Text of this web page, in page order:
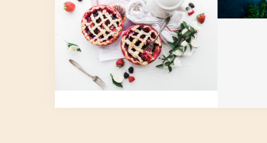
Strawberry Fruit Pies
Served With Tea